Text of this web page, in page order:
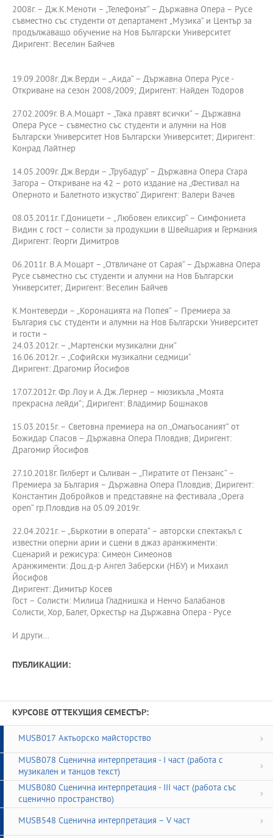
2008г. – Дж.К.Меноти – „Телефонът“ – Държавна Опера – Русе
съвместно със студенти от департамент „Музика“ и Център за
продължаващо обучение на Нов Български Университет
Диригент: Веселин Байчев
19.09.2008г. Дж.Верди – „Аида“ – Държавна Опера Русе -
Откриване на сезон 2008/2009; Диригент: Найден Тодоров
27.02.2009г. В.А.Моцарт – „Така правят всички“ – Държавна
Опера Русе – съвместно със студенти и алумни на Нов
Български Университет Нов Български Университет; Диригент:
Конрад Лайтнер
14.05.2009г. Дж.Верди – „Трубадур“ – Държавна Опера Стара
Загора – Откриване на 42 – рото издание на „Фестивал на
Оперното и Балетното изкуство“ Диригент: Валери Вачев
08.03.2011г. Г.Доницети – „Любовен еликсир“ – Симфониета
Видин с гост – солисти за продукции в Швейцария и Германия
Диригент: Георги Димитров
06.2011г. В.А.Моцарт – „Отвличане от Сарая“ – Държавна Опера
Русе съвместно със студенти и алумни на Нов Български
Университет; Диригент: Веселин Байчев
К.Монтеверди – „Коронацията на Попея“ – Премиера за
България със студенти и алумни на Нов Български Университет
и гости –
24.03.2012г. – „Мартенски музикални дни“
16.06.2012г. – „Софийски музикални седмици“
Диригент: Драгомир Йосифов
17.07.2012г. Фр.Лоу и А.Дж.Лернер – мюзикъла „Моята
прекрасна лейди“; Диригент: Владимир Бошнаков
15.03.2015г. – Световна премиера на оп.„Омагьосаният“ от
Божидар Спасов – Държавна Опера Пловдив; Диригент:
Драгомир Йосифов
27.10.2018г. Гилберт и Съливан – „Пиратите от Пензанс“ –
Премиера за България – Държавна Опера Пловдив; Диригент:
Константин Добройков и представяне на фестивала „Opera
open“ гр.Пловдив на 05.09.2019г.
22.04.2021г. – „Бъркотии в операта“ – авторски спектакъл с
известни оперни арии и сцени в джаз аранжименти:
Сценарий и режисура: Симеон Симеонов
Аранжименти: Доц.д-р Ангел Заберски (НБУ) и Михаил
Йосифов
Диригент: Димитър Косев
Гост – Солисти: Милица Гладнишка и Ненчо Балабанов
Солисти, Хор, Балет, Оркестър на Държавна Опера - Русе
И други…
ПУБЛИКАЦИИ:
КУРСОВЕ ОТ ТЕКУЩИЯ СЕМЕСТЪР:
MUSB017 Актьорско майсторство
MUSB078 Сценична интерпретация - I част (работа с
музикален и танцов текст)
MUSB080 Сценична интерпретация - III част (работа със
сценично пространство)
MUSB548 Сценична интерпретация – V част